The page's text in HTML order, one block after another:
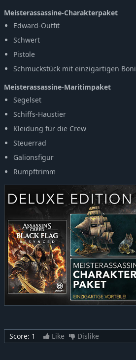
Meisterassassine-Charakterpaket
Edward-Outfit
Schwert
Pistole
Schmuckstück mit einzigartigen Boni
Meisterassassine-Maritimpaket
Segelset
Schiffs-Haustier
Kleidung für die Crew
Steuerrad
Galionsfigur
Rumpftrimm
Score: 1 Like Dislike